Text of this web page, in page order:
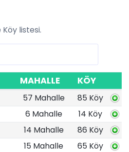
listesi.
MAHALLE KÖY
57 Mahalle
85 Köy
6 Mahalle
14 Köy
14 Mahalle
86 Köy
15 Mahalle
65 Köy